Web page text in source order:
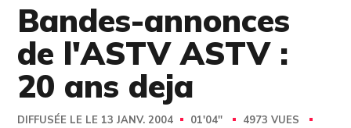
Bandes-annonces
de l'ASTV ASTV :
20 ans deja
DIFFUSÉE LE LE 13 JANV. 2004 01'04''
4973 VUES